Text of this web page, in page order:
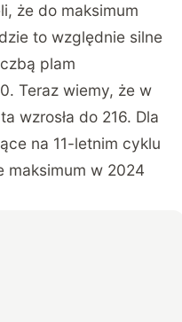
że do maksimum
to względnie silne
plam
Teraz wiemy, że w
wzrosła do 216. Dla
na 11-letnim cyklu
maksimum w 2024